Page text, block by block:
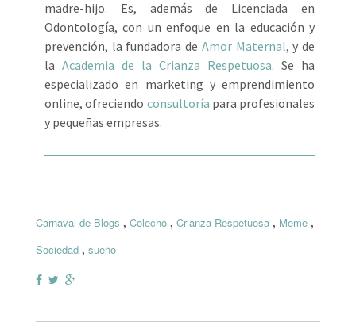
madre-hijo. Es, además de Licenciada en
Odontología, con un enfoque en la educación y
prevención, la fundadora de Amor Maternal, y de
la Academia de la Crianza Respetuosa. Se ha
especializado en marketing y emprendimiento
online, ofreciendo consultoría para profesionales
y pequeñas empresas.
Carnaval de Blogs , Colecho, Crianza Respetuosa, Meme,
Sociedad, sueño